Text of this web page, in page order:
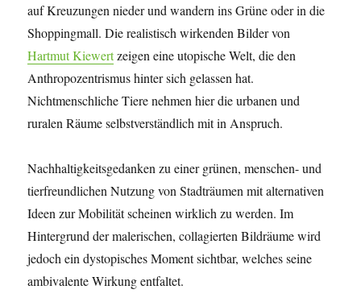
auf Kreuzungen nieder und wandern ins Grüne oder in die
Shoppingmall. Die realistisch wirkenden Bilder von
Hartmut Kiewertzeigen eine utopische Welt, die den
Anthropozentrismus hinter sich gelassen hat.
Nichtmenschliche Tiere nehmen hier die urbanen und
ruralen Räume selbstverständlich mit in Anspruch.
Nachhaltigkeitsgedanken zu einer grünen, menschen- und
tierfreundlichen Nutzung von Stadträumen mit alternativen
Ideen zur Mobilität scheinen wirklich zu werden. Im
Hintergrund der malerischen, collagierten Bildräume wird
jedoch ein dystopisches Moment sichtbar, welches seine
ambivalente Wirkung entfaltet.